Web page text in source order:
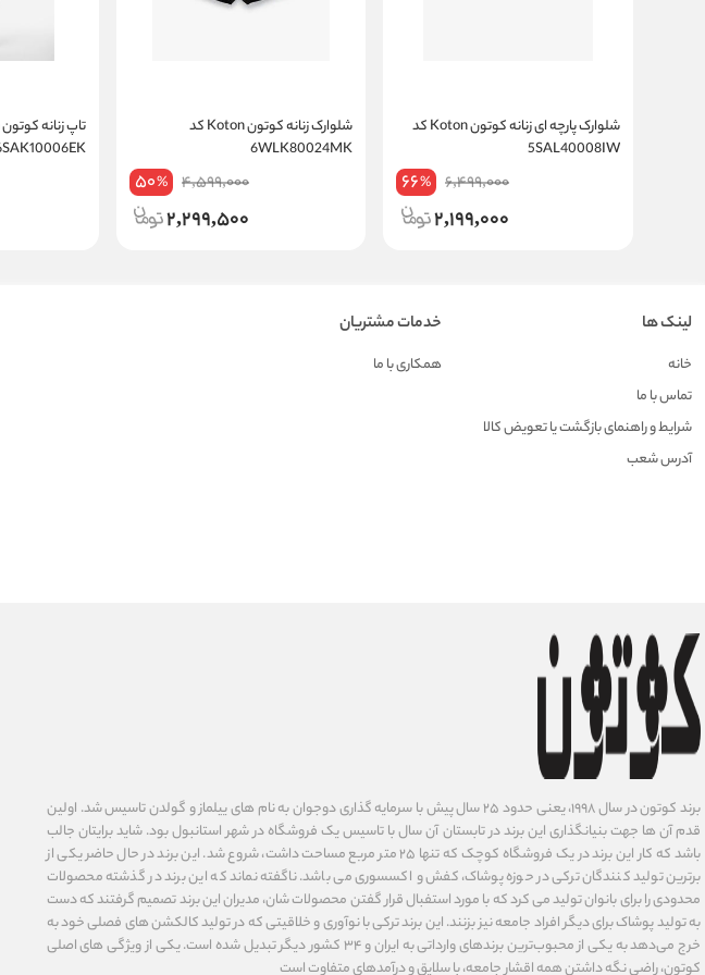
شلوارک پارچه ای زنانه کوتون Koton کد
5SAL40008IW
6,499,000
66%
2,199,000
شلوارک زنانه کوتون Koton کد
6WLK80024MK
4,599,000
50%
2,299,500
6SAK10006EK
لینک ها
خانه
تماس با ما
شرایط و راهنمای بازگشت یا تعویض کالا
آدرس شعب
خدمات مشتریان
همکاری با ما
برند کوتون در سال ۱۹۹۸، یعنی حدود ۲۵ سال پیش با سرمایه گذاری دوجوان به نام های ییلماز و گولدن تاسیس شد. اولین
قدم آن ها جهت بنیانگذاری این برند در تابستان آن سال با تاسیس یک فروشگاه در شهر استانبول بود. شاید برایتان جالب
باشد که کار این برند در یک فروشگاه کوچک که تنها ۲۵ متر مربع مساحت داشت، شروع شد. این برند در حال حاضر یکی از
برترین تولید کنندگان ترکی در حوزه پوشاک، کفش و اکسسوری می باشد. ناگفته نماند که این برند در گذشته محصولات
محدودی را برای بانوان تولید می کرد که با مورد استفبال قرار گفتن محصولات شان، مدیران این برند تصمیم گرفتند که دست
به تولید پوشاک برای دیگر افراد جامعه نیز بزنند. این برند ترکی با نوآوری ‌و خلاقیتی که در تولید کالکشن های فصلی خود به
خرج می‌دهد به یکی از محبوب‌ترین برندهای وارداتی به ایران و ۳۴ کشور دیگر تبدیل شده‌ است. یکی از ویژگی های اصلی
کوتون، راضی نگه داشتن همه اقشار جامعه، با سلایق و درآمدهای متفاوت است